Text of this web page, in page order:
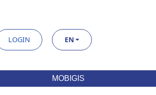
LOGIN EN
MOBIGIS